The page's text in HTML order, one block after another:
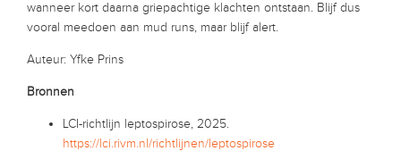
wanneer kort daarna griepachtige klachten ontstaan. Blijf dus
vooral meedoen aan mud runs, maar blijf alert.
Auteur: Yfke Prins
Bronnen
LCI-richtlijn leptospirose, 2025.
https://lci.rivm.nl/richtlijnen/leptospirose